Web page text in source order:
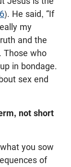
). He said, “If
my
and the
Those who
in bondage.
sex end
not short
you sow
of